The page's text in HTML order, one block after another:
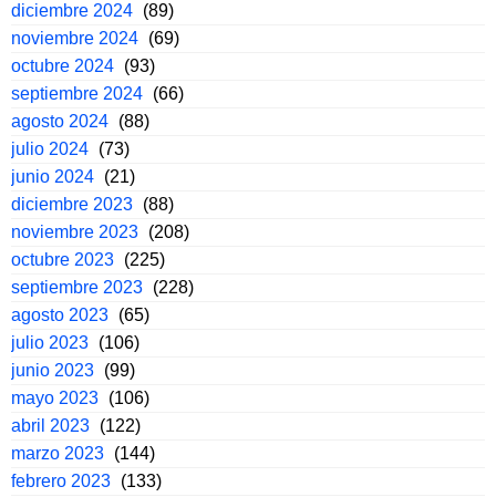
diciembre 2024 (89)
noviembre 2024 (69)
octubre 2024 (93)
septiembre 2024 (66)
agosto 2024 (88)
julio 2024 (73)
junio 2024 (21)
diciembre 2023 (88)
noviembre 2023 (208)
octubre 2023 (225)
septiembre 2023 (228)
agosto 2023 (65)
julio 2023 (106)
junio 2023 (99)
mayo 2023 (106)
abril 2023 (122)
marzo 2023 (144)
febrero 2023 (133)